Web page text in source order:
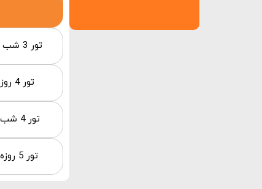
تور 3 شب کیش از تهران هتل پارمیس
تور 4 روزه کیش هتل ترنج از تهران
تور 4 شب کیش از تهران هتل آرامش
تور 5 روزه کیش هتل پالاس از تهران